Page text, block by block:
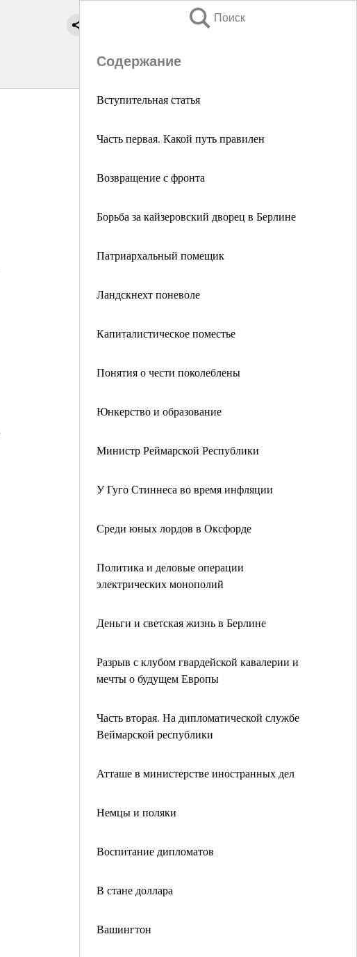
Поиск
Содержание
Вступительная статья
Часть первая. Какой путь правилен
Возвращение с фронта
Борьба за кайзеровский дворец в Берлине
Патриархальный помещик
Ландскнехт поневоле
Капиталистическое поместье
Понятия о чести поколеблены
Юнкерство и образование
Министр Реймарской Республики
У Гуго Стиннеса во время инфляции
Среди юных лордов в Оксфорде
Политика и деловые операции
электрических монополий
Деньги и светская жизнь в Берлине
Разрыв с клубом гвардейской кавалерии и
мечты о будущем Европы
Часть вторая. На дипломатической службе
Веймарской республики
Атташе в министерстве иностранных дел
Немцы и поляки
Воспитание дипломатов
В стане доллара
Вашингтон